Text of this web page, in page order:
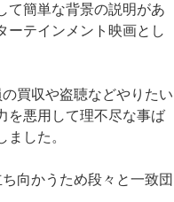
て簡単な背景の説明があ
ーテインメント映画とし
買収や盗聴などやりたい
を悪用して理不尽な事ば
した。
向かうため段々と一致団